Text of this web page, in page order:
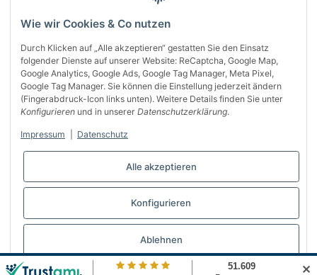
Wie wir Cookies & Co nutzen
Durch Klicken auf „Alle akzeptieren“ gestatten Sie den Einsatz
folgender Dienste auf unserer Website: ReCaptcha, Google Map,
Google Analytics, Google Ads, Google Tag Manager, Meta Pixel,
Google Tag Manager. Sie können die Einstellung jederzeit ändern
(Fingerabdruck-Icon links unten). Weitere Details finden Sie unter
Konfigurieren und in unserer Datenschutzerklärung.
Impressum Datenschutz
Alle akzeptieren
Konfigurieren
Ablehnen
Über uns
Informationen
Gesetzliches
© Automattenland * Alle Preise inkl. gesetzlicher USt., inkl. ✕